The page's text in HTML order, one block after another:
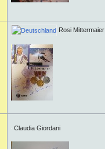
Rosi Mittermaier
Claudia Giordani